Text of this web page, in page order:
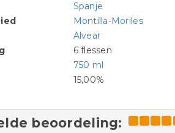
Spanje
Montilla-Moriles
Alvear
6 flessen
750 ml
15,00%
beoordeling: